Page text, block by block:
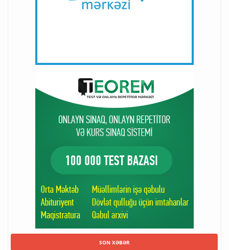
SON XƏBƏR